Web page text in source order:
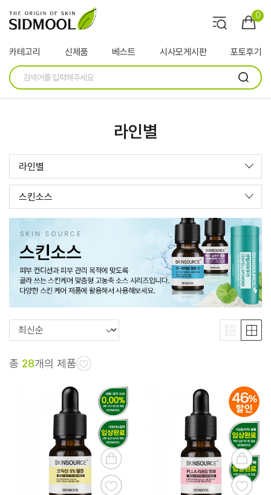
0
카테고리 신제품 베스트 시사모게시판 포토후기
라인별
라인별
스킨소스
총 28개의 제품